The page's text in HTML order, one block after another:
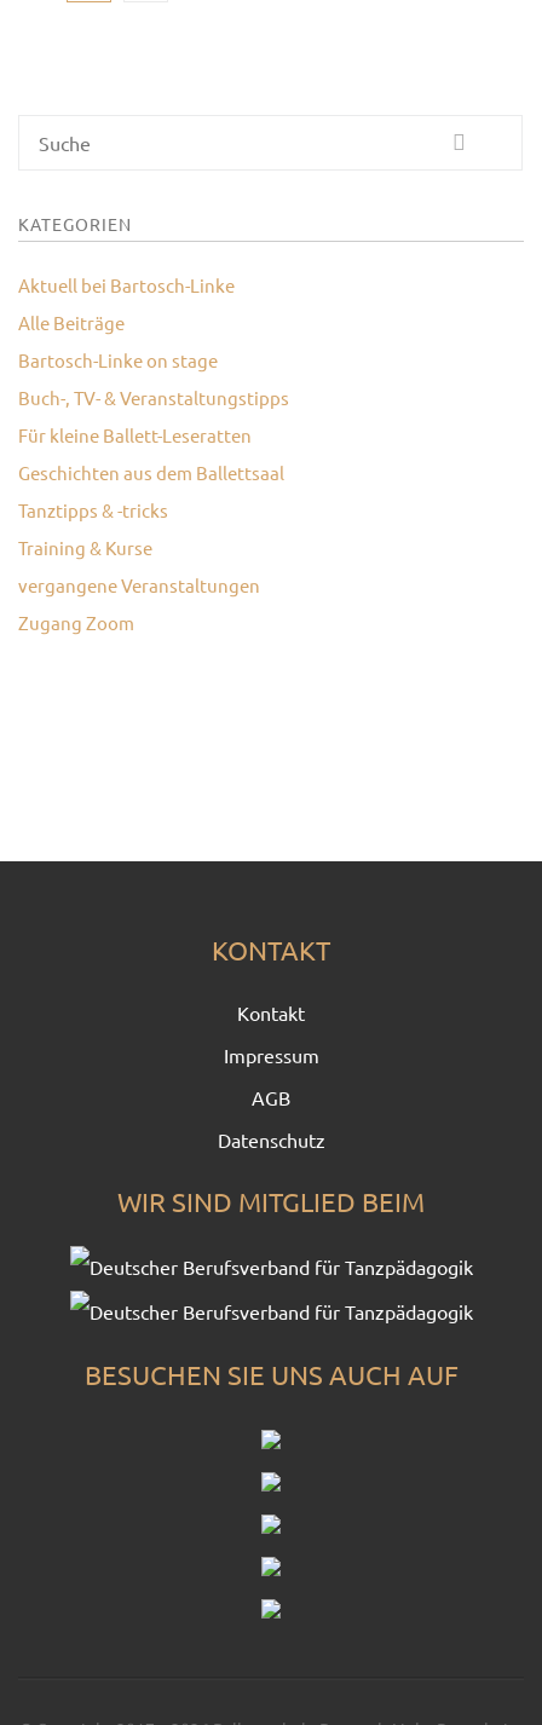
Suche
KATEGORIEN
Aktuell bei Bartosch-Linke
Alle Beiträge
Bartosch-Linke on stage
Buch-, TV- & Veranstaltungstipps
Für kleine Ballett-Leseratten
Geschichten aus dem Ballettsaal
Tanztipps & -tricks
Training & Kurse
vergangene Veranstaltungen
Zugang Zoom
KONTAKT
Kontakt
Impressum
AGB
Datenschutz
WIR SIND MITGLIED BEIM
BESUCHEN SIE UNS AUCH AUF